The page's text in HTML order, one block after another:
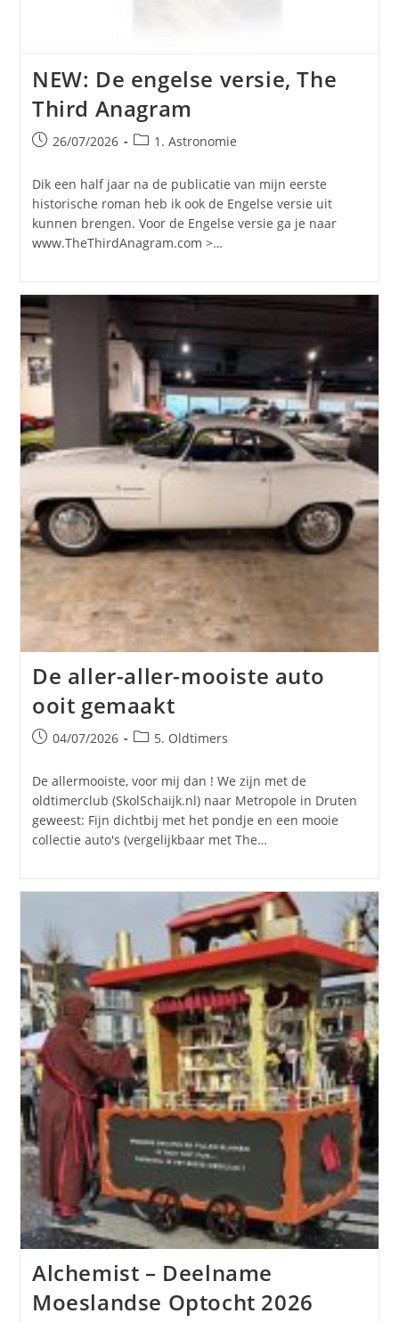
NEW: De engelse versie, The
Third Anagram
Bericht
op:
26/07/2026 Berichtcategorie:
1. Astronomie
Dik een half jaar na de publicatie van mijn eerste
historische roman heb ik ook de Engelse versie uit
kunnen brengen. Voor de Engelse versie ga je naar
www.TheThirdAnagram.com >…
De aller-aller-mooiste auto
ooit gemaakt
Bericht
op:
04/07/2026 Berichtcategorie:
5. Oldtimers
De allermooiste, voor mij dan ! We zijn met de
oldtimerclub (SkolSchaijk.nl) naar Metropole in Druten
geweest: Fijn dichtbij met het pondje en een mooie
collectie auto's (vergelijkbaar met The…
Alchemist – Deelname
Moeslandse Optocht 2026